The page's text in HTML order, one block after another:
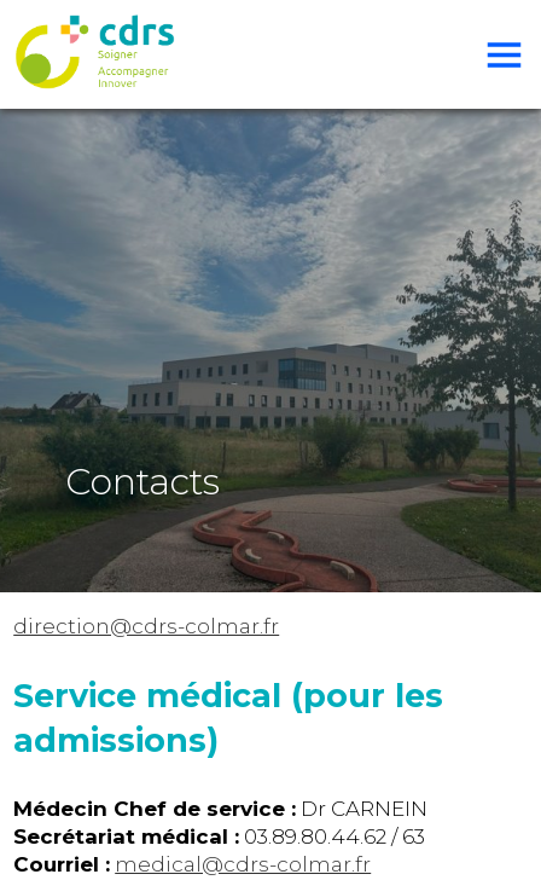
Contacts
direction@cdrs-colmar.fr
Service médical (pour les
admissions)
Médecin Chef de service : Dr CARNEIN
Secrétariat médical : 03.89.80.44.62 / 63
Courriel : medical@cdrs-colmar.fr